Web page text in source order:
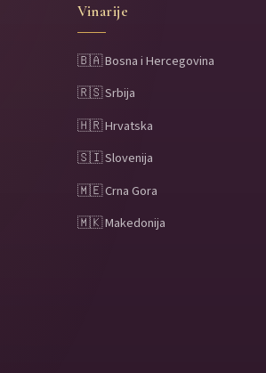
Vinarije
🇧🇦 Bosna i Hercegovina
🇷🇸 Srbija
🇭🇷 Hrvatska
🇸🇮 Slovenija
🇲🇪 Crna Gora
🇲🇰 Makedonija